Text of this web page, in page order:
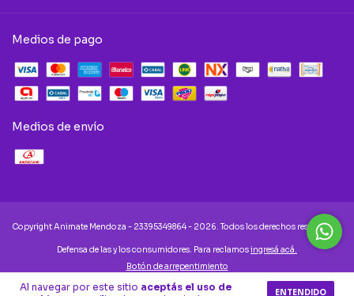
Al navegar por este sitio aceptás el uso de
ENTENDIDO
Medios de pago
Medios de envío
Copyright Animate Mendoza - 23395349864 - 2026. Todos los derechos reservados.
Defensa de las y los consumidores. Para reclamosingresá acá.
Botón de arrepentimiento